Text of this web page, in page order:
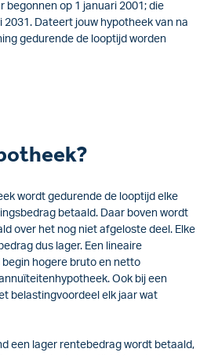
begonnen op 1 januari 2001; die
2031. Dateert jouw hypotheek van na
gedurende de looptijd worden
wordt gedurende de looptijd elke
betaald. Daar boven wordt
over het nog niet afgeloste deel. Elke
dus lager. Een lineaire
hogere bruto en netto
Ook bij een
belastingvoordeel elk jaar wat
een lager rentebedrag wordt betaald,